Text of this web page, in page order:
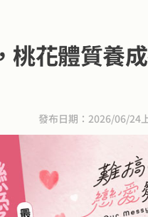
桃花體質養
發布日期：2026/06/24